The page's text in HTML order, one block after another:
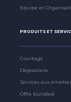
Equipe et
PRODUITS ET
Courtage
Dépositaire
Services aux
Offre bundled